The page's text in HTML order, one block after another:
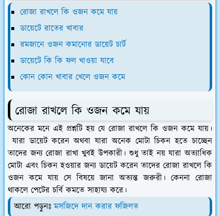
রোজা রাখলে কি ওজন কমে যায়
ডায়েটে রাতের খাবার
রমজানে ওজন কমানোর ডায়েট চার্ট
ডায়েটে কি কি ফল খাওয়া যাবে
কোন কোন খাবার খেলে ওজন কমে
রোজা রাখলে কি ওজন কমে যায়
অনেকের মনে এই প্রশ্নটি হয় যে রোজা রাখলে কি ওজন কমে যায়।
যারা ডায়েট করেন অথবা যারা অনেক মোটা চিকন হতে চাচ্ছেন
তাদের জন্য রোজা রাখা খুবই উপকারী। শুধু তাই নয় যারা অত্যাধিক
মোটা এবং চিকন হওয়ার জন্য ডায়েট করেন তাদের রোজা রাখলে কি
ওজন কমে যায় সে বিষয়ে জানা অত্যন্ত জরুরী। কেননা রোজা
থাকলে পেটের চর্বি কমতে সাহায্য করে।
আরো পড়ুনঃমসজিদে দান করার ফজিলত